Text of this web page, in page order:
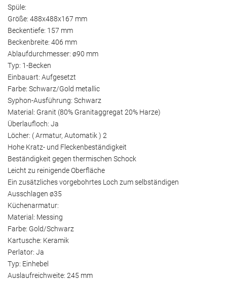
Spüle:
Größe: 488x488x167 mm
Beckentiefe: 157 mm
Beckenbreite: 406 mm
Ablaufdurchmesser: ø90 mm
Typ: 1-Becken
Einbauart: Aufgesetzt
Farbe: Schwarz/Gold metallic
Syphon-Ausführung: Schwarz
Material: Granit (80% Granitaggregat 20% Harze)
Überlaufloch: Ja
Löcher: ( Armatur, Automatik ) 2
Hohe Kratz- und Fleckenbeständigkeit
Beständigkeit gegen thermischen Schock
Leicht zu reinigende Oberfläche
Ein zusätzliches vorgebohrtes Loch zum selbständigen
Ausschlagen ø35
Küchenarmatur:
Material: Messing
Farbe: Gold/Schwarz
Kartusche: Keramik
Perlator: Ja
Typ: Einhebel
Auslaufreichweite: 245 mm